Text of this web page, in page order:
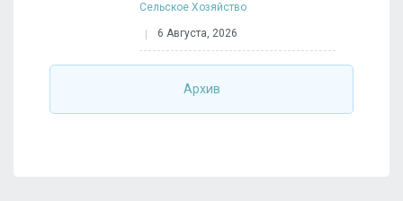
Сельское Хозяйство
6 Августа, 2026
Архив